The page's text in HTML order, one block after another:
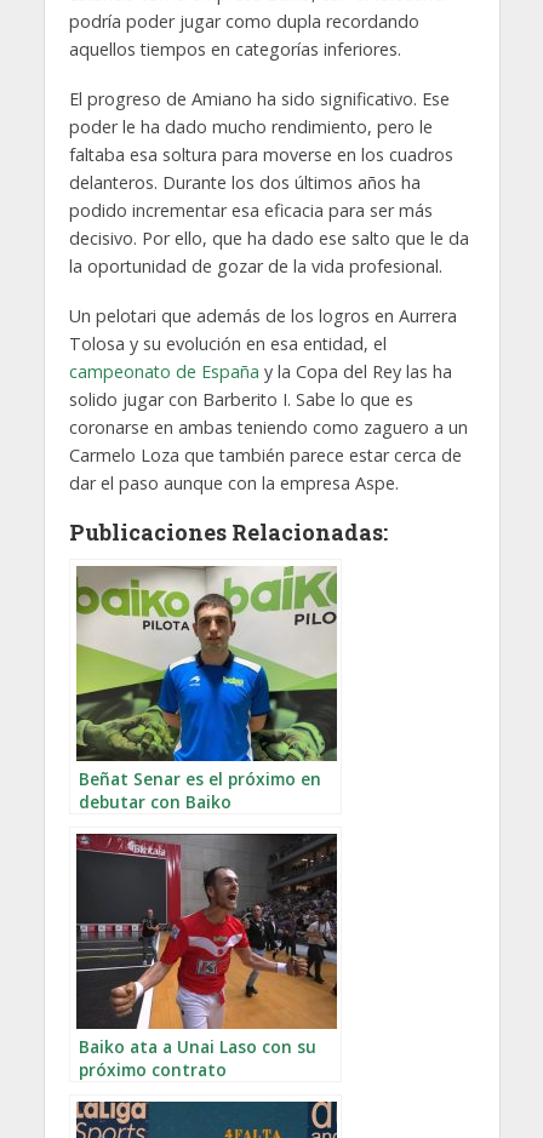
podría poder jugar como dupla recordando
aquellos tiempos en categorías inferiores.
El progreso de Amiano ha sido significativo. Ese
poder le ha dado mucho rendimiento, pero le
faltaba esa soltura para moverse en los cuadros
delanteros. Durante los dos últimos años ha
podido incrementar esa eficacia para ser más
decisivo. Por ello, que ha dado ese salto que le da
la oportunidad de gozar de la vida profesional.
Un pelotari que además de los logros en Aurrera
Tolosa y su evolución en esa entidad, el
campeonato de España y la Copa del Rey las ha
solido jugar con Barberito I. Sabe lo que es
coronarse en ambas teniendo como zaguero a un
Carmelo Loza que también parece estar cerca de
dar el paso aunque con la empresa Aspe.
Publicaciones Relacionadas:
Beñat Senar es el próximo en
debutar con Baiko
Baiko ata a Unai Laso con su
próximo contrato